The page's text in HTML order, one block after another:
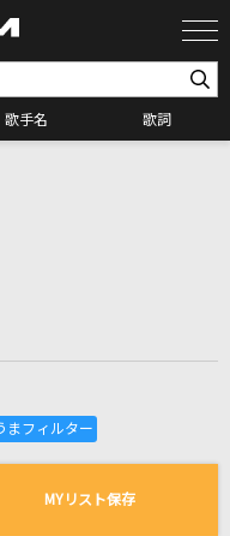
歌手名 歌詞
る曲の一覧
MYリスト保存